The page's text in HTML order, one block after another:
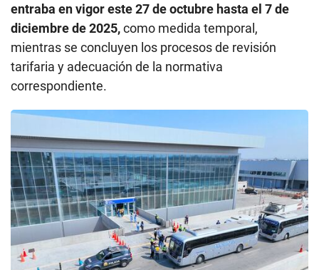
entraba en vigor este 27 de octubre hasta el 7 de
diciembre de 2025,como medida temporal,
mientras se concluyen los procesos de revisión
tarifaria y adecuación de la normativa
correspondiente.